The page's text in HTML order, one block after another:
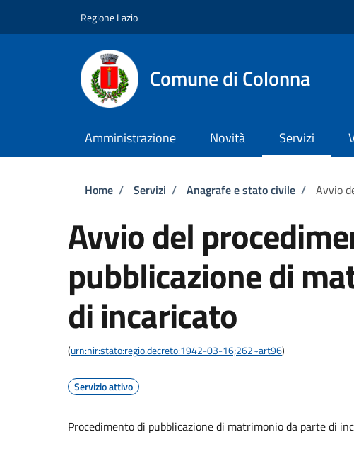
Regione Lazio
Comune di Colonna
Amministrazione Novità Servizi
Briciole di pane
Home / Servizi / Anagrafe e stato civile / Avvio
Avvio del
pubblicazione di
di incaricato
(urn:nir:stato:regio.decreto:1942-03-16;262~art96)
Servizio attivo
Procedimento di pubblicazione di matrimonio da parte di